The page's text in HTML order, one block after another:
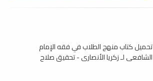
تحميل كتاب منهج الطلاب في فقه الإمام
الشافعي لـ زكريا الأنصاري - تحقيق صلاح